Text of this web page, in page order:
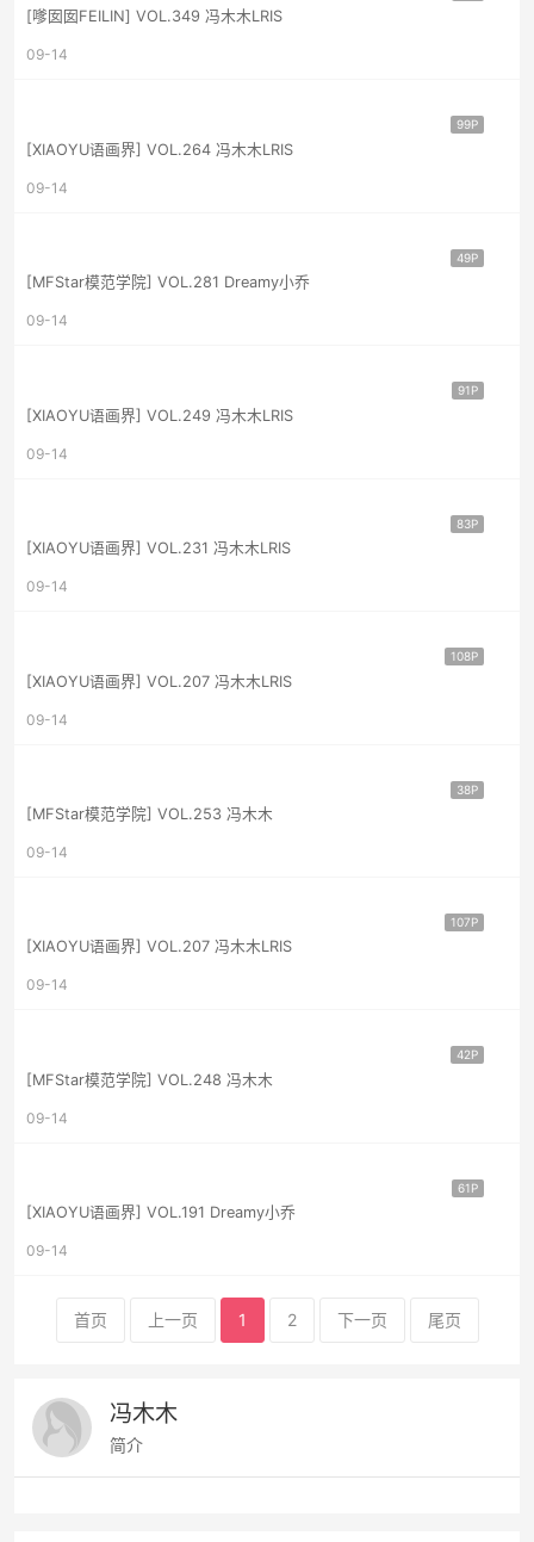
[嗲囡囡FEILIN] VOL.349 冯木木LRIS
09-14
99P
[XIAOYU语画界] VOL.264 冯木木LRIS
09-14
49P
[MFStar模范学院] VOL.281 Dreamy小乔
09-14
91P
[XIAOYU语画界] VOL.249 冯木木LRIS
09-14
83P
[XIAOYU语画界] VOL.231 冯木木LRIS
09-14
108P
[XIAOYU语画界] VOL.207 冯木木LRIS
09-14
38P
[MFStar模范学院] VOL.253 冯木木
09-14
107P
[XIAOYU语画界] VOL.207 冯木木LRIS
09-14
42P
[MFStar模范学院] VOL.248 冯木木
09-14
61P
[XIAOYU语画界] VOL.191 Dreamy小乔
09-14
首页 上一页 1 2 下一页 尾页
冯木木
简介